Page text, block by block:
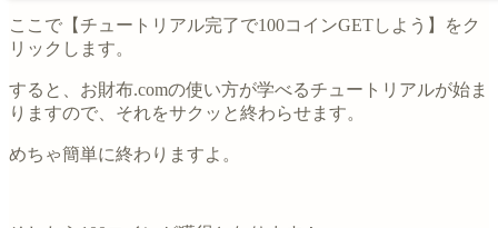
ここで【チュートリアル完了で100コインGETしよう】をク
リックします。
すると、お財布.comの使い方が学べるチュートリアルが始ま
りますので、それをサクッと終わらせます。
めちゃ簡単に終わりますよ。